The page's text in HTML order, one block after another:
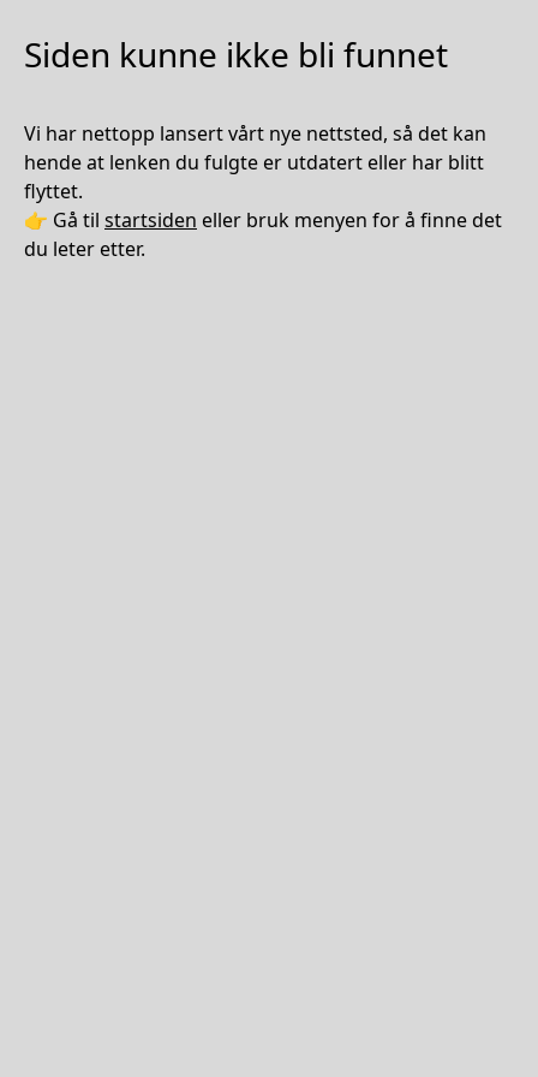
Siden kunne ikke bli funnet
Vi har nettopp lansert vårt nye nettsted, så det kan
hende at lenken du fulgte er utdatert eller har blitt
flyttet.
👉 Gå til startsiden eller bruk menyen for å finne det
du leter etter.